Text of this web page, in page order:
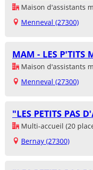
Maison d'assistants
Menneval (27300)
MAM - LES P'TITS
Maison d'assistants
Menneval (27300)
"LES PETITS PAS
Multi-accueil (20
Bernay (27300)